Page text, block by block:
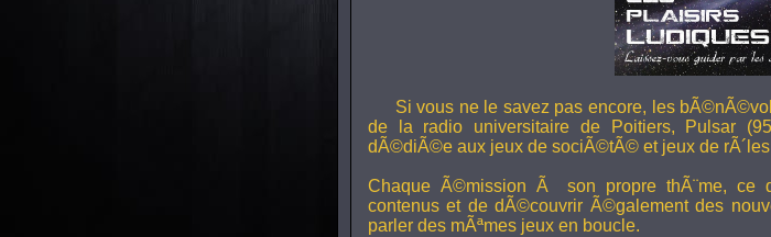
Si vous ne le savez pas encore, les
de la radio universitaire de Poitiers, Pulsar
dÃ©diÃ©e aux jeux de sociÃ©tÃ© et jeux de
Chaque Ã©mission Ã son propre thÃ¨me, ce
contenus et de dÃ©couvrir Ã©galement des
parler des mÃªmes jeux en boucle.